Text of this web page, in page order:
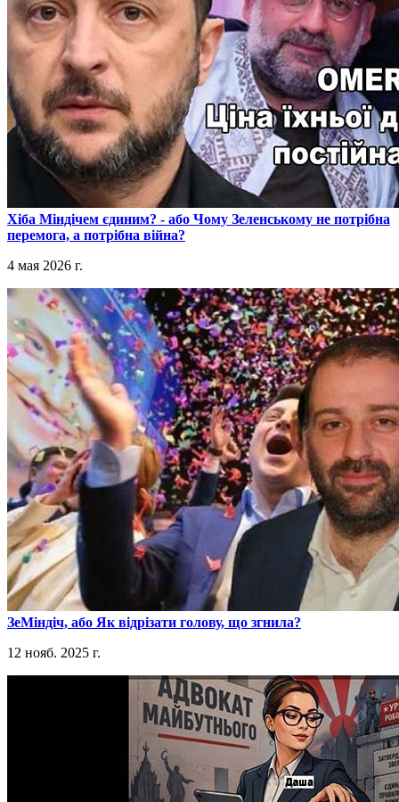
​Хіба Міндічем єдиним? - або Чому Зеленському не потрібна
перемога, а потрібна війна?
4 мая 2026 г.
​ЗеМіндіч, або Як відрізати голову, що згнила?
12 нояб. 2025 г.